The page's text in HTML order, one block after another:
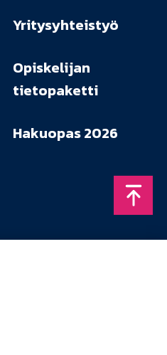
Yritysyhteistyö
Opiskelijan
tietopaketti
Hakuopas 2026